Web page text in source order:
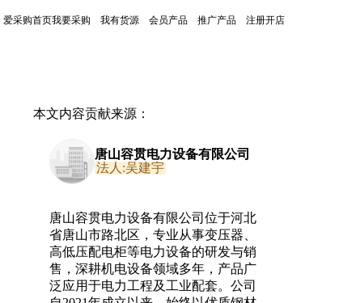
爱采购首页我要采购 我有货源 会员产品 推广产品 注册开店
本文内容贡献来源：
唐山容贯电力设备有限公司
法人:吴建宇
唐山容贯电力设备有限公司位于河北
省唐山市路北区，专业从事变压器、
高低压配电柜等电力设备的研发与销
售，深耕机电设备领域多年，产品广
泛应用于电力工程及工业配套。公司